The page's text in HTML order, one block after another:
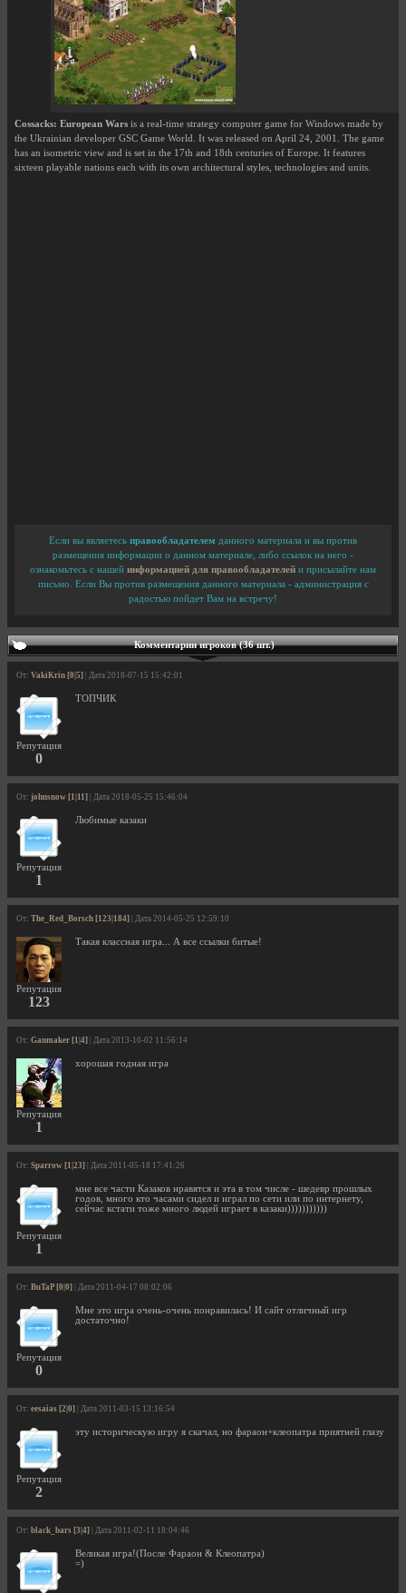
Cossacks: European Wars is a real-time strategy computer game for Windows made by
the Ukrainian developer GSC Game World. It was released on April 24, 2001. The game
has an isometric view and is set in the 17th and 18th centuries of Europe. It features
sixteen playable nations each with its own architectural styles, technologies and units.
Если вы являетесь правообладателем данного материала и вы против
размещения информации о данном материале, либо ссылок на него -
ознакомьтесь с нашей информацией для правообладателей и присылайте нам
письмо. Если Вы против размещения данного материала - администрация с
радостью пойдет Вам на встречу!
Комментарии игроков (36 шт.)
От: VakiKrin [0|5] | Дата 2018-07-15 15:42:01
Репутация
0
ТОПЧИК
От: johnsnow [1|11] | Дата 2018-05-25 15:46:04
Репутация
1
Любимые казаки
От: The_Red_Borsch [123|184] | Дата 2014-05-25 12:59:10
Репутация
123
Такая классная игра... А все ссылки битые!
От: Ganmaker [1|4] | Дата 2013-10-02 11:56:14
Репутация
1
хорошая годная игра
От: Sparrow [1|23] | Дата 2011-05-18 17:41:26
Репутация
1
мне все части Казаков нравятся и эта в том числе - шедевр прошлых
годов, много кто часами сидел и играл по сети или по интернету,
сейчас кстати тоже много людей играет в казаки)))))))))))
От: BuTaP [0|0] | Дата 2011-04-17 08:02:06
Репутация
0
Мне это игра очень-очень понравилась! И сайт отличный игр
достаточно!
От: eesaias [2|0] | Дата 2011-03-15 13:16:54
Репутация
2
эту историческую игру я скачал, но фараон+клеопатра приятней глазу
От: black_bars [3|4] | Дата 2011-02-11 18:04:46
Великая игра!(После Фараон & Клеопатра)
=)